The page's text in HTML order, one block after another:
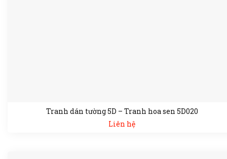
Tranh dán tường 5D – Tranh hoa sen 5D020
Liên hệ